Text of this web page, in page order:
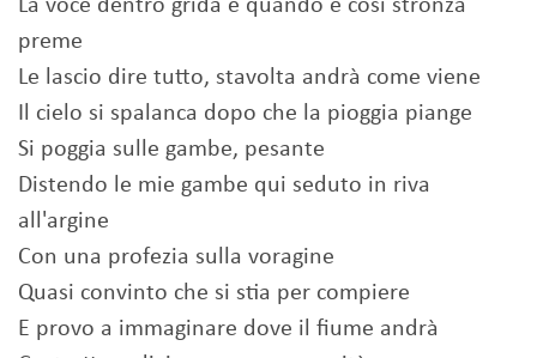
La voce dentro grida e quando è così stronza
preme
Le lascio dire tutto, stavolta andrà come viene
Il cielo si spalanca dopo che la pioggia piange
Si poggia sulle gambe, pesante
Distendo le mie gambe qui seduto in riva
all'argine
Con una profezia sulla voragine
Quasi convinto che si stia per compiere
E provo a immaginare dove il fiume andrà